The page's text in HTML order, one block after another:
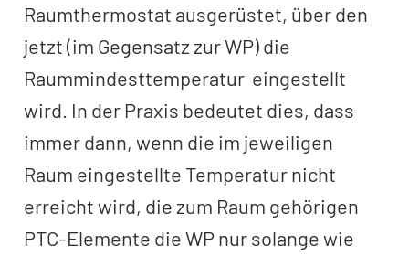
Raumthermostat ausgerüstet, über den
jetzt (im Gegensatz zur WP) die
Raummindesttemperatur eingestellt
wird. In der Praxis bedeutet dies, dass
immer dann, wenn die im jeweiligen
Raum eingestellte Temperatur nicht
erreicht wird, die zum Raum gehörigen
PTC-Elemente die WP nur solange wie